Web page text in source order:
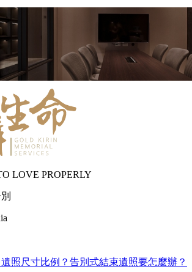
LOVE PROPERLY
照尺寸比例？告別式結束遺照要怎麼辦？